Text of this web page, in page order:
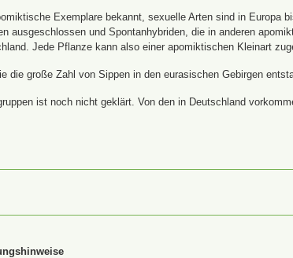
Exemplare bekannt, sexuelle Arten sind in Europa
ausgeschlossen und Spontanhybriden, die in anderen
Jede Pflanze kann also einer apomiktischen Kleinart
die große Zahl von Sippen in den eurasischen Gebirgen
ist noch nicht geklärt. Von den in Deutschland